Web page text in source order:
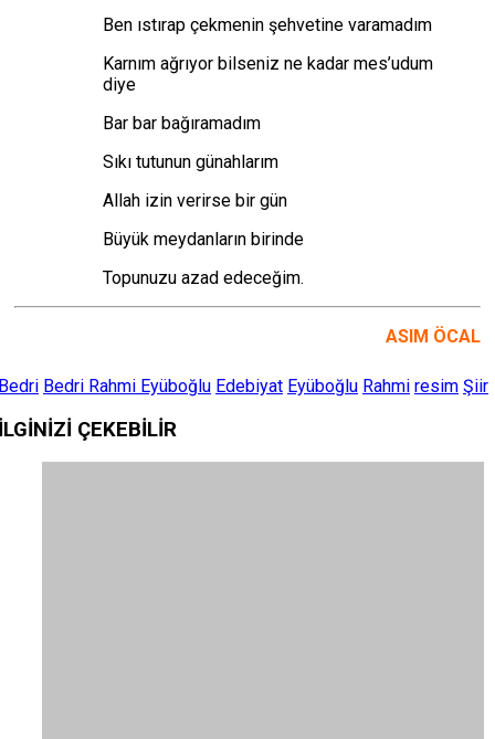
Ben ıstırap çekmenin şehvetine varamadım
Karnım ağrıyor bilseniz ne kadar mes’udum
diye
Bar bar bağıramadım
Sıkı tutunun günahlarım
Allah izin verirse bir gün
Büyük meydanların birinde
Topunuzu azad edeceğim.
ASIM ÖCAL
Bedri Rahmi Eyüboğlu Edebiyat Eyüboğlu Rahmi resim Şiir
ÇEKEBİLİR